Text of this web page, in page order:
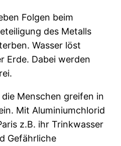
Folgen beim
des Metalls
Wasser löst
Erde. Dabei werden
Menschen greifen in
Mit Aluminiumchlorid
z.B. ihr Trinkwasser
Gefährliche